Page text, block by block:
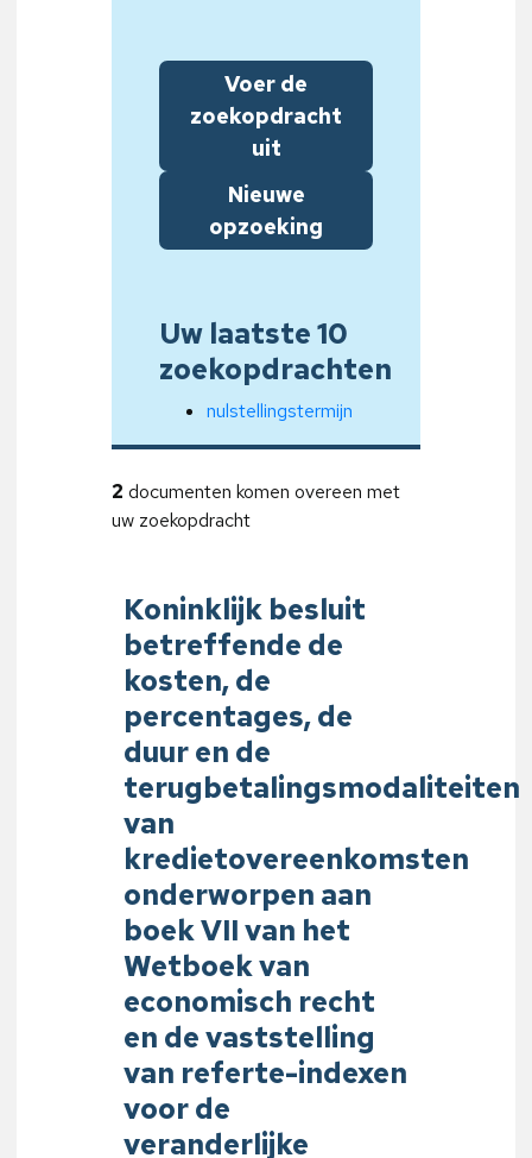
Voer de
zoekopdracht
uit
Nieuwe
opzoeking
Uw laatste 10
zoekopdrachten
nulstellingstermijn
2 documenten komen overeen met
uw zoekopdracht
Koninklijk besluit
betreffende de
kosten, de
percentages, de
duur en de
terugbetalingsmodaliteiten
van
kredietovereenkomsten
onderworpen aan
boek VII van het
Wetboek van
economisch recht
en de vaststelling
van referte-indexen
voor de
veranderlijke